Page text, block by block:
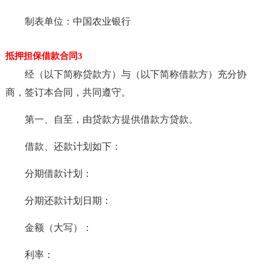
制表单位：中国农业银行
抵押担保借款合同3
经（以下简称贷款方）与（以下简称借款方）充分协
商，签订本合同，共同遵守。
第一、自至，由贷款方提供借款方贷款。
借款、还款计划如下：
分期借款计划：
分期还款计划日期：
金额（大写）：
利率：